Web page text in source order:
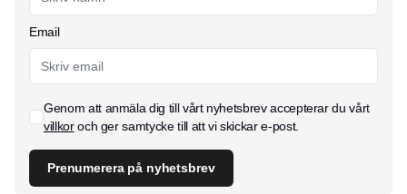
Email
Genom att anmäla dig till vårt nyhetsbrev accepterar du vårt
villkoroch ger samtycke till att vi skickar e-post.
Prenumerera på nyhetsbrev